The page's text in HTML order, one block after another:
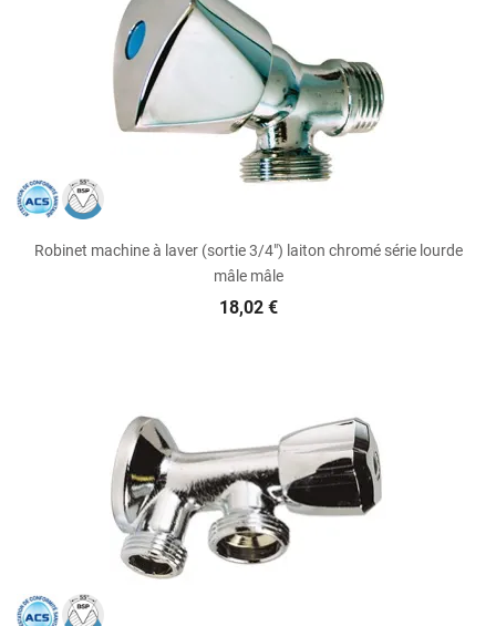
Robinet machine à laver (sortie 3/4") laiton chromé série lourde
mâle mâle
18,02 €